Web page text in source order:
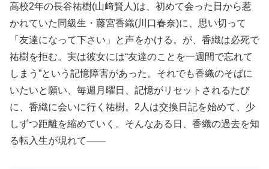
高校2年の長谷祐樹(山﨑賢人)は、初めて会った日から惹
かれていた同級生・藤宮香織(川口春奈)に、思い切って
「友達になって下さい」と声をかける。が、香織は必死で
祐樹を拒む。実は彼女には“友達のことを一週間で忘れて
しまう”という記憶障害があった。それでも香織のそばに
いたいと願い、毎週月曜日、記憶がリセットされるたび
に、香織に会いに行く祐樹。2人は交換日記を始めて、少
しずつ距離を縮めていく。そんなある日、香織の過去を知
る転入生が現れて――